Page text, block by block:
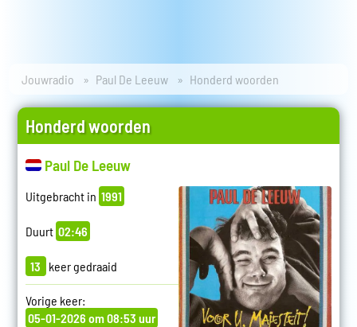
Jouwradio Paul De Leeuw Honderd woorden
Honderd woorden
Paul De Leeuw
Uitgebracht in 1991
Duurt 02:46
13 keer gedraaid
Vorige keer:
05-01-2026 om 08:53 uur